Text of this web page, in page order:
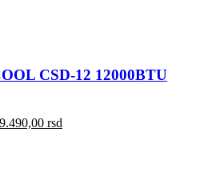
CSD-12 12000BTU
rsd